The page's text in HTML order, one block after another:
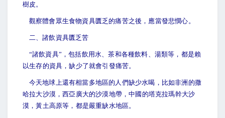
樹皮。
觀察體會眾生食物資具匱乏的痛苦之後，應當發悲憫心。
二、諸飲資具匱乏苦
“諸飲資具”，包括飲用水、茶和各種飲料、湯類等，都是賴
以生存的資具，缺少了就會引發痛苦。
今天地球上還有相當多地區的人們缺少水喝，比如非洲的撒
哈拉大沙漠，西亞廣大的沙漠地帶，中國的塔克拉瑪幹大沙
漠，黃土高原等，都是嚴重缺水地區。